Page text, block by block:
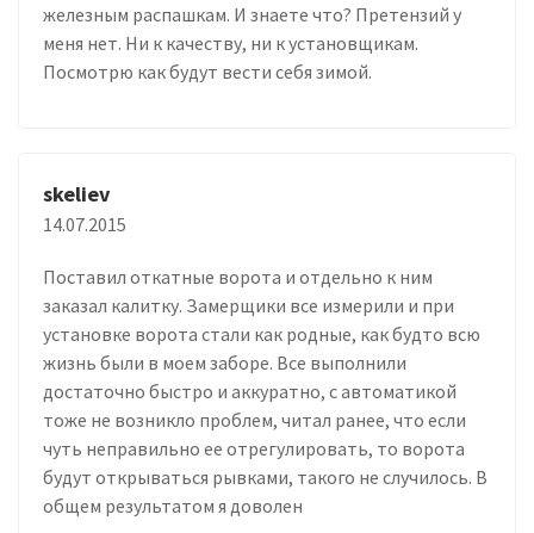
железным распашкам. И знаете что? Претензий у
меня нет. Ни к качеству, ни к установщикам.
Посмотрю как будут вести себя зимой.
skeliev
14.07.2015
Поставил откатные ворота и отдельно к ним
заказал калитку. Замерщики все измерили и при
установке ворота стали как родные, как будто всю
жизнь были в моем заборе. Все выполнили
достаточно быстро и аккуратно, с автоматикой
тоже не возникло проблем, читал ранее, что если
чуть неправильно ее отрегулировать, то ворота
будут открываться рывками, такого не случилось. В
общем результатом я доволен